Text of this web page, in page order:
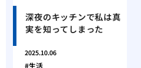
深夜のキッチンで私は真
実を知ってしまった
2025.10.06
生活